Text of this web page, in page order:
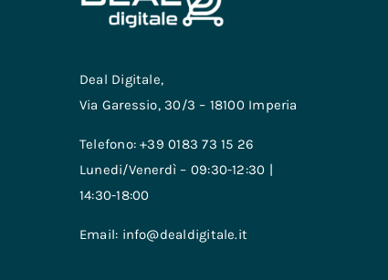
Deal Digitale,
Via Garessio, 30/3 – 18100 Imperia
Telefono: +39 0183 73 15 26
Lunedi/Venerdì – 09:30-12:30 |
14:30-18:00
Email: info@dealdigitale.it